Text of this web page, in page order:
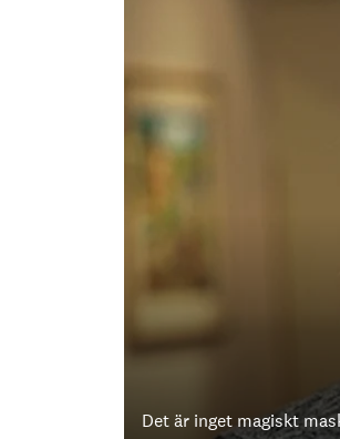
Det är inget magiskt